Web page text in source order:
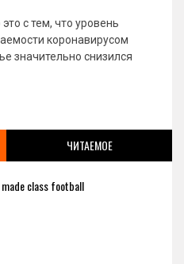
с тем, что уровень
коронавирусом
значительно снизился
ЧИТАЕМОЕ
class football